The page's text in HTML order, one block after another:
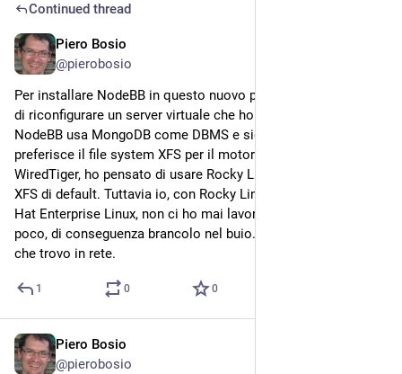
Continued thread
Piero Bosio
@pierobosio
Per installare NodeBB in questo nuovo progetto, ho pensato
di riconfigurare un server virtuale che ho su Contabo. Siccome
NodeBB usa MongoDB come DBMS e siccome Mongo
preferisce il file system XFS per il motore di archiviazione
WiredTiger, ho pensato di usare Rocky Linux perché Rocky ha
XFS di default. Tuttavia io, con Rocky Linux che deriva da Red
Hat Enterprise Linux, non ci ho mai lavorato e lo conosco
poco, di conseguenza brancolo nel buio. Mi affiderò alle info
che trovo in rete.
1 0 0
Piero Bosio
@pierobosio